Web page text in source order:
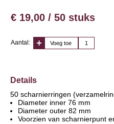
€ 19,00 / 50 stuks
Aantal: Voeg toe
Details
50 scharnierringen
Diameter inner 76 mm
Diameter outer 82 mm
Voorzien van scharnierpunt